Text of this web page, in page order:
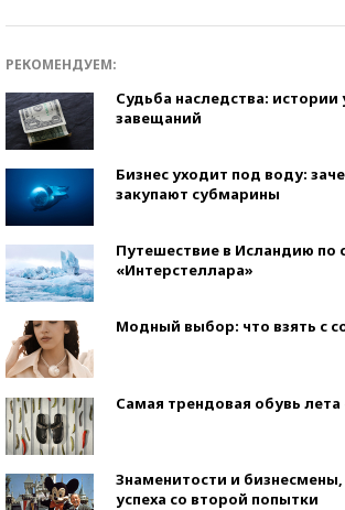
РЕКОМЕНДУЕМ:
Судьба наследства:
завещаний
Бизнес уходит под воду:
закупают субмарины
Путешествие в Исландию по
«Интерстеллара»
Модный выбор: что взять с
Самая трендовая обувь лета
Знаменитости и
успеха со второй попытки